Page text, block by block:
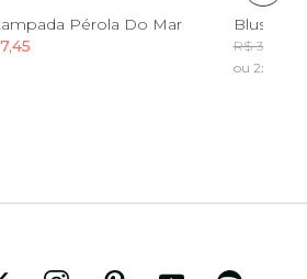
GG
Pérola Do Mar Blusa
R$ 359,00
ou 2x de